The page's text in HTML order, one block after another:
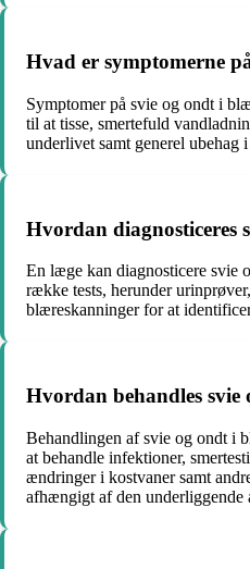
Hvad er symptomerne
Symptomer på svie og ondt i
til at tisse, smertefuld
underlivet samt generel ubehag
Hvordan diagnosticeres
En læge kan diagnosticere svie
række tests, herunder
blæreskanninger for at
Hvordan behandles
Behandlingen af svie og ondt i
at behandle infektioner,
ændringer i kostvaner samt
afhængigt af den underliggende